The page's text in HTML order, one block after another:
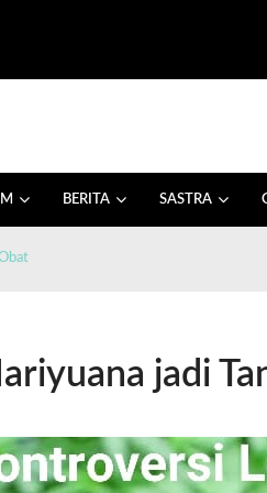
BERITA SASTRA
jadi